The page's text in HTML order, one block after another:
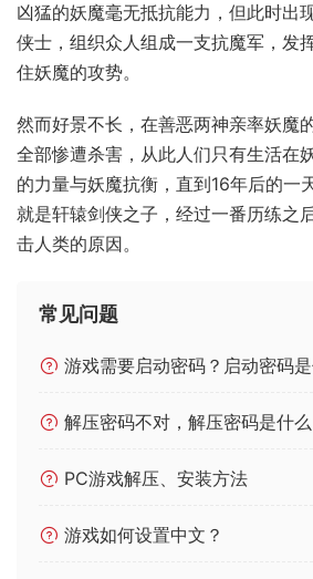
凶猛的妖魔毫无抵抗能力，但此时出
侠士，组织众人组成一支抗魔军，发
住妖魔的攻势。
然而好景不长，在善恶两神亲率妖魔
全部惨遭杀害，从此人们只有生活在
的力量与妖魔抗衡，直到16年后的
就是轩辕剑侠之子，经过一番历练之
击人类的原因。
常见问题
游戏需要启动密码？启动密码是
解压密码不对，解压密码是什么
PC游戏解压、安装方法
游戏如何设置中文？